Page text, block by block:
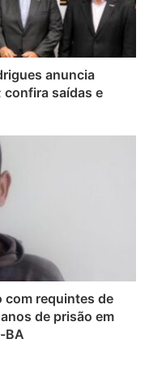
anuncia
confira saídas e
requintes de
de prisão em
BA